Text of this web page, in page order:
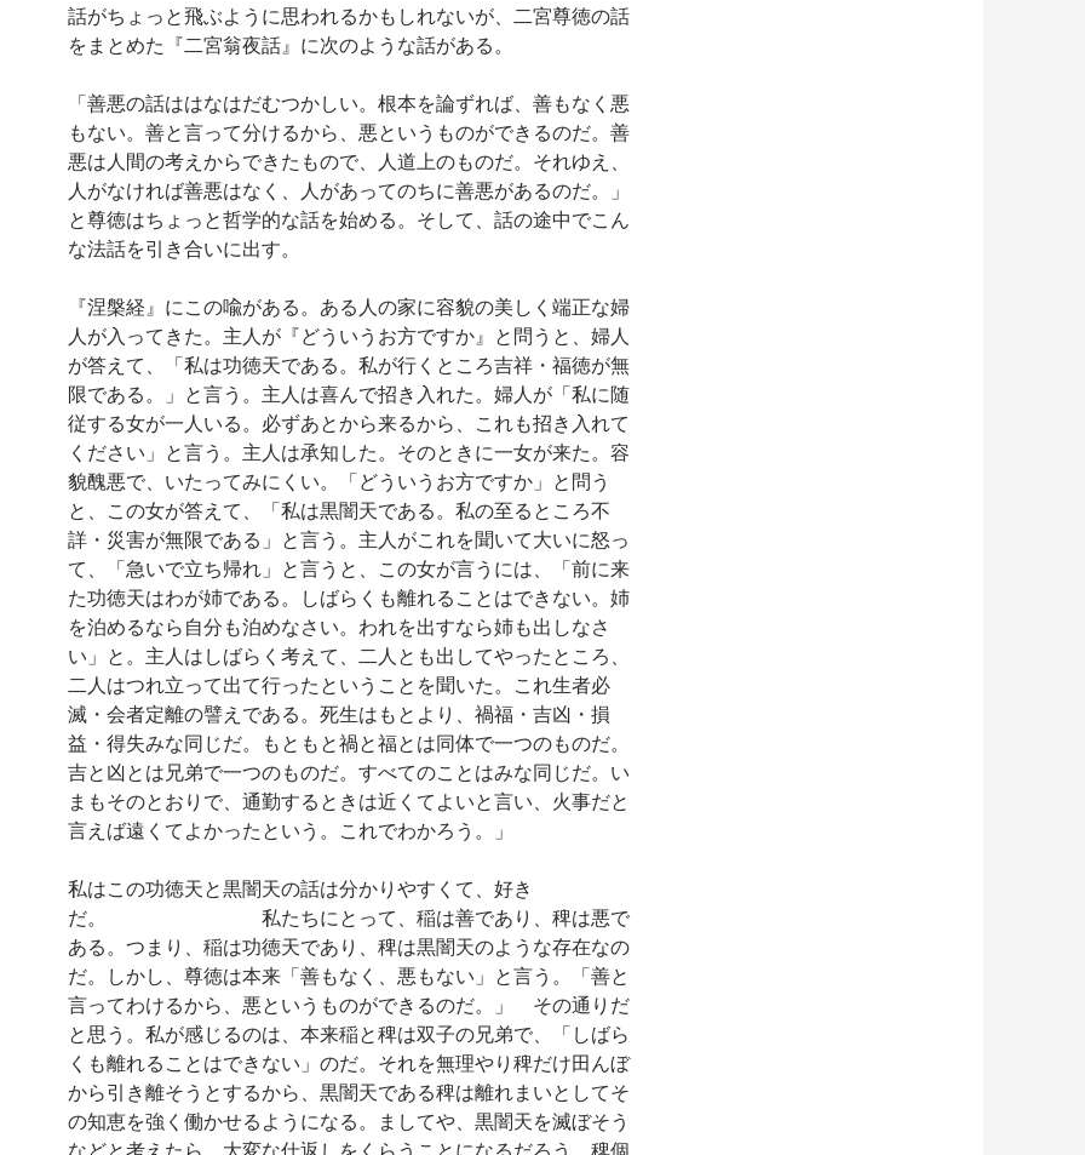
話がちょっと飛ぶように思われるかもしれないが、二宮尊徳の話
をまとめた『二宮翁夜話』に次のような話がある。
「善悪の話ははなはだむつかしい。根本を論ずれば、善もなく悪
もない。善と言って分けるから、悪というものができるのだ。善
悪は人間の考えからできたもので、人道上のものだ。それゆえ、
人がなければ善悪はなく、人があってのちに善悪があるのだ。」
と尊徳はちょっと哲学的な話を始める。そして、話の途中でこん
な法話を引き合いに出す。
『涅槃経』にこの喩がある。ある人の家に容貌の美しく端正な婦
人が入ってきた。主人が『どういうお方ですか』と問うと、婦人
が答えて、「私は功徳天である。私が行くところ吉祥・福徳が無
限である。」と言う。主人は喜んで招き入れた。婦人が「私に随
従する女が一人いる。必ずあとから来るから、これも招き入れて
ください」と言う。主人は承知した。そのときに一女が来た。容
貌醜悪で、いたってみにくい。「どういうお方ですか」と問う
と、この女が答えて、「私は黒闇天である。私の至るところ不
詳・災害が無限である」と言う。主人がこれを聞いて大いに怒っ
て、「急いで立ち帰れ」と言うと、この女が言うには、「前に来
た功徳天はわが姉である。しばらくも離れることはできない。姉
を泊めるなら自分も泊めなさい。われを出すなら姉も出しなさ
い」と。主人はしばらく考えて、二人とも出してやったところ、
二人はつれ立って出て行ったということを聞いた。これ生者必
滅・会者定離の譬えである。死生はもとより、禍福・吉凶・損
益・得失みな同じだ。もともと禍と福とは同体で一つのものだ。
吉と凶とは兄弟で一つのものだ。すべてのことはみな同じだ。い
まもそのとおりで、通勤するときは近くてよいと言い、火事だと
言えば遠くてよかったという。これでわかろう。」
私はこの功徳天と黒闇天の話は分かりやすくて、好き
だ。 私たちにとって、稲は善であり、稗は悪で
ある。つまり、稲は功徳天であり、稗は黒闇天のような存在なの
だ。しかし、尊徳は本来「善もなく、悪もない」と言う。「善と
言ってわけるから、悪というものができるのだ。」 その通りだ
と思う。私が感じるのは、本来稲と稗は双子の兄弟で、「しばら
くも離れることはできない」のだ。それを無理やり稗だけ田んぼ
から引き離そうとするから、黒闇天である稗は離れまいとしてそ
の知恵を強く働かせるようになる。ましてや、黒闇天を滅ぼそう
などと考えたら、大変な仕返しをくらうことになるだろう。稗個